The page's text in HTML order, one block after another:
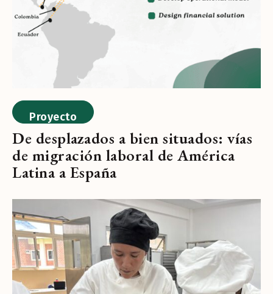
Proyecto
De desplazados a bien situados: vías
de migración laboral de América
Latina a España